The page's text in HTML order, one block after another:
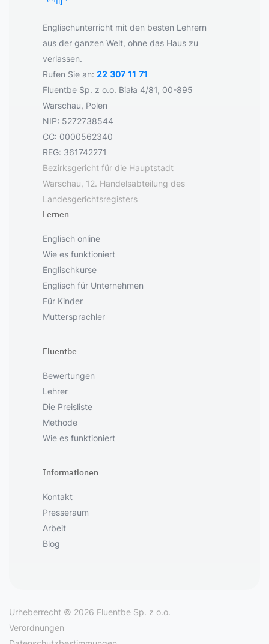
Englischunterricht mit den besten Lehrern
aus der ganzen Welt, ohne das Haus zu
verlassen.
Rufen Sie an: 22 307 11 71
Fluentbe Sp. z o.o. Biała 4/81, 00-895
Warschau, Polen
NIP: 5272738544
CC: 0000562340
REG: 361742271
Bezirksgericht für die Hauptstadt
Warschau, 12. Handelsabteilung des
Landesgerichtsregisters
Lernen
Englisch online
Wie es funktioniert
Englischkurse
Englisch für Unternehmen
Für Kinder
Muttersprachler
Fluentbe
Bewertungen
Lehrer
Die Preisliste
Methode
Wie es funktioniert
Informationen
Kontakt
Presseraum
Arbeit
Blog
Urheberrecht © 2026 Fluentbe Sp. z o.o.
Verordnungen